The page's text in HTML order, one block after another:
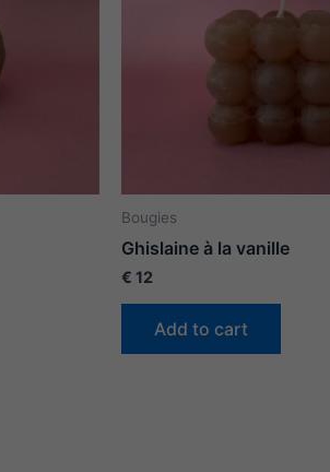
Bougies
Ghislaine à la vanille
€ 12
Add to cart